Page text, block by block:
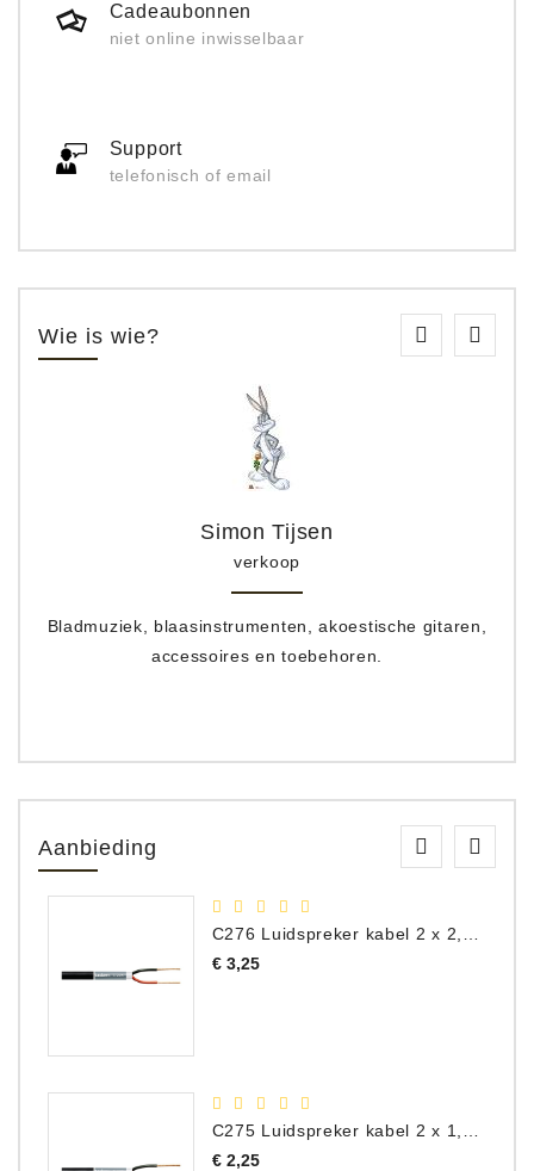
Cadeaubonnen
niet online inwisselbaar
Support
telefonisch of email
Wie is wie?
Simon Tijsen
verkoop
Bladmuziek, blaasinstrumenten, akoestische gitaren,
accessoires en toebehoren.
Aanbieding
C276 Luidspreker kabel 2 x 2,50 mm² (per meter)
€ 3,25Prijs
€ 2,25Prijs